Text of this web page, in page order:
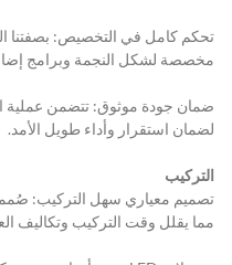
تحكم كامل في التخصيص: بصفتنا
مخصصة لشكل النجمة وبرامج
ضمان جودة موثوق: تتضمن عملية
لضمان استقرار وأداء طويل الأمد.
التركيب
تصميم معياري سهل التركيب:
مما يقلل وقت التركيب وتكاليف